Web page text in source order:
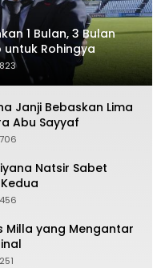
1 Bulan, 3 Bulan
untuk Rohingya
Janji Bebaskan Lima
Abu Sayyaf
Natsir Sabet
Milla yang Mengantar